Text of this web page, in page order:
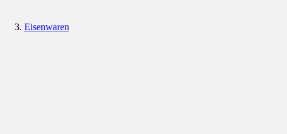
Eisenwaren